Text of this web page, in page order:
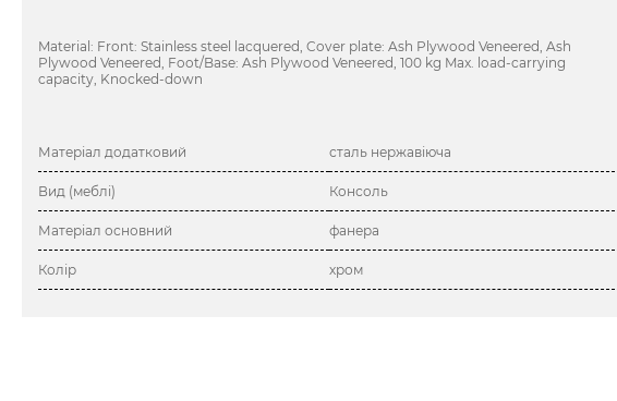
Material: Front: Stainless steel lacquered, Cover plate: Ash Plywood Veneered, Ash
Plywood Veneered, Foot/Base: Ash Plywood Veneered, 100 kg Max. load-carrying
capacity, Knocked-down
Матеріал додатковий сталь нержавіюча
Вид (меблі) Консоль
Матеріал основний фанера
Колір хром